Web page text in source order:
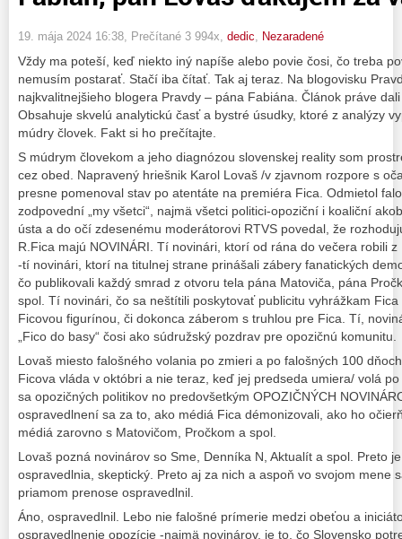
19. mája 2024 16:38 , Prečítané 3 994x, dedic Nezaradené
Vždy ma poteší, keď niekto iný napíše alebo povie čosi, čo treba
nemusím postarať. Stačí iba čítať. Tak aj teraz. Na blogovisku
najkvalitnejšieho blogera Pravdy – pána Fabiána. Článok práve
Obsahuje skvelú analytickú časť a bystré úsudky, ktoré z analýzy
múdry človek. Fakt si ho prečítajte.
S múdrym človekom a jeho diagnózou slovenskej reality som
cez obed. Napravený hriešnik Karol Lovaš /v zjavnom rozpore s
presne pomenoval stav po atentáte na premiéra Fica. Odmietol
zodpovední „my všetci“, najmä všetci politici-opoziční i koaliční
ústa a do očí zdesenému moderátorovi RTVS povedal, že
R.Fica majú NOVINÁRI. Tí novinári, ktorí od rána do večera robili
-tí novinári, ktorí na titulnej strane prinášali zábery fanatických
čo publikovali každý smrad z otvoru tela pána Matoviča, pána
spol. Tí novinári, čo sa neštítili poskytovať publicitu vyhrážkam
Ficovou figurínou, či dokonca záberom s truhlou pre Fica. Tí,
„Fico do basy“ čosi ako súdružský pozdrav pre opozičnú komunitu.
Lovaš miesto falošného volania po zmieri a po falošných 100
Ficova vláda v októbri a nie teraz, keď jej predseda umiera/ volá po
sa opozičných politikov no predovšetkým OPOZIČNÝCH
ospravedlnení sa za to, ako médiá Fica démonizovali, ako ho
médiá zarovno s Matovičom, Pročkom a spol.
Lovaš pozná novinárov so Sme, Denníka N, Aktualít a spol. Preto
ospravedlnia, skeptický. Preto aj za nich a aspoň vo svojom mene
priamom prenose ospravedlnil.
Áno, ospravedlnil. Lebo nie falošné prímerie medzi obeťou a
ospravedlnenie opozície -najmä novinárov, je to, čo Slovensko